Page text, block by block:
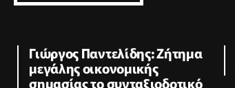
Γιώργος Παντελίδης: Ζήτημα
μεγάλης οικονομικής
σημασίας το συνταξιοδοτικό